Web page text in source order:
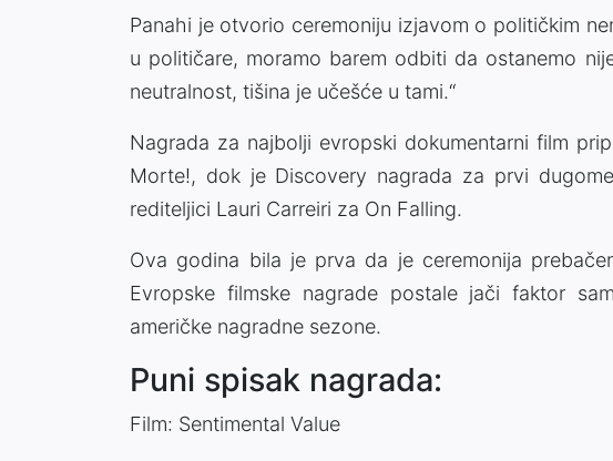
Panahi je otvorio ceremoniju izjavom o političkim
u političare, moramo barem odbiti da ostanemo
neutralnost, tišina je učešće u tami.“
Nagrada za najbolji evropski dokumentarni film
Morte!, dok je Discovery nagrada za prvi
rediteljici Lauri Carreiri za On Falling.
Ova godina bila je prva da je ceremonija
Evropske filmske nagrade postale jači faktor
američke nagradne sezone.
Puni spisak nagrada:
Film: Sentimental Value